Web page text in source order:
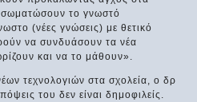
το γνωστό
(νέες γνώσεις) με θετικό
να συνδυάσουν τα νέα
και να το μάθουν».
τεχνολογιών στα σχολεία, ο δρ
του δεν είναι δημοφιλείς.